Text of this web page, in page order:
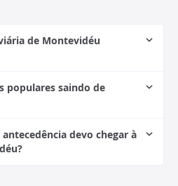
de Montevidéu
populares saindo de
devo chegar à